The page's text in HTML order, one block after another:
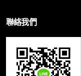
聯絡我們